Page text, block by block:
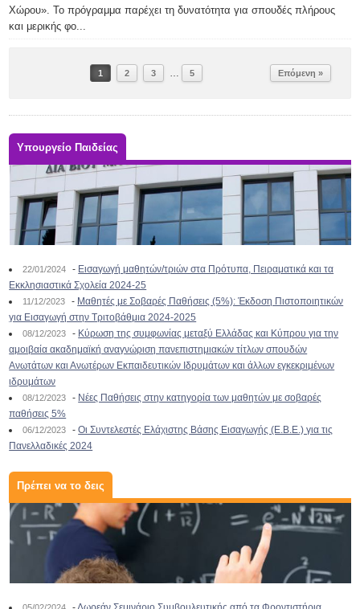
Χώρου». Το πρόγραμμα παρέχει τη δυνατότητα για σπουδές πλήρους
και μερικής φο...
1 2 3 … 5 Επόμενη »
Υπουργείο Παιδείας
22/01/2024 - Εισαγωγή μαθητών/τριών στα Πρότυπα, Πειραματικά και τα
Εκκλησιαστικά Σχολεία 2024-25
11/12/2023 - Μαθητές με Σοβαρές Παθήσεις (5%): Έκδοση Πιστοποιητικών
για Εισαγωγή στην Τριτοβάθμια 2024-2025
08/12/2023 - Κύρωση της συμφωνίας μεταξύ Ελλάδας και Κύπρου για την
αμοιβαία ακαδημαϊκή αναγνώριση πανεπιστημιακών τίτλων σπουδών
Ανωτάτων και Ανωτέρων Εκπαιδευτικών Ιδρυμάτων και άλλων εγκεκριμένων
ιδρυμάτων
08/12/2023 - Νέες Παθήσεις στην κατηγορία των μαθητών με σοβαρές
παθήσεις 5%
06/12/2023 -Οι Συντελεστές Ελάχιστης Βάσης Εισαγωγής (Ε.Β.Ε.) για τις
Πανελλαδικές 2024
Πρέπει να το δεις